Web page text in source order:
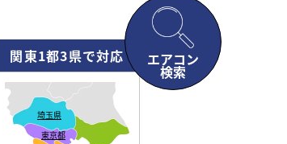
エアコン
検索
関東1都3県で対応
東京都
埼玉県